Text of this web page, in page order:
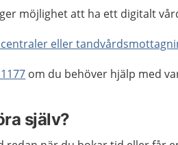
möjlighet att ha ett digitalt
eller
om du behöver hjälp med
själv?